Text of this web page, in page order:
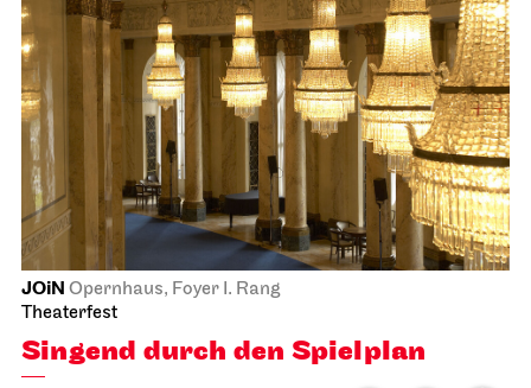
JOiN Opernhaus, Foyer I. Rang
Theaterfest
Singend durch den Spielplan